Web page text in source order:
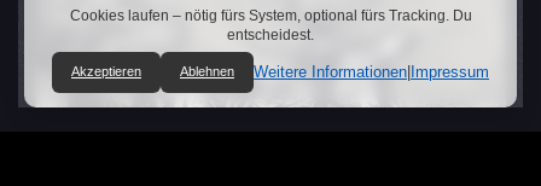
Cookies laufen – nötig fürs System, optional fürs Tracking. Du
entscheidest.
Akzeptieren Ablehnen Weitere Informationen Impressum